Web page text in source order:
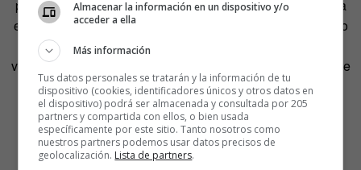
para tratar de medir los efectos que el volar puede llegar a
ejercer en nuestras papilas gustativas. Por lo general, creo
que se está tratando de hacer las cosas mejor para los
viajeros. Es cierto que todavía existen aerolíneas que no se
preocupan por lo que se come a bordo, pero también hay
muchas otras que están invirtiendo una gran cantidad de
dinero para que comer en sus aviones sea una gran
experiencia».
Almacenar la información en un dispositivo y/o
acceder a ella
Más información
Tus datos personales se tratarán y la información de tu
dispositivo (cookies, identificadores únicos y otros datos en
el dispositivo) podrá ser almacenada y consultada por 205
partners y compartida con ellos, o bien usada
específicamente por este sitio. Tanto nosotros como
nuestros partners podemos usar datos precisos de
geolocalización. Lista de partners.